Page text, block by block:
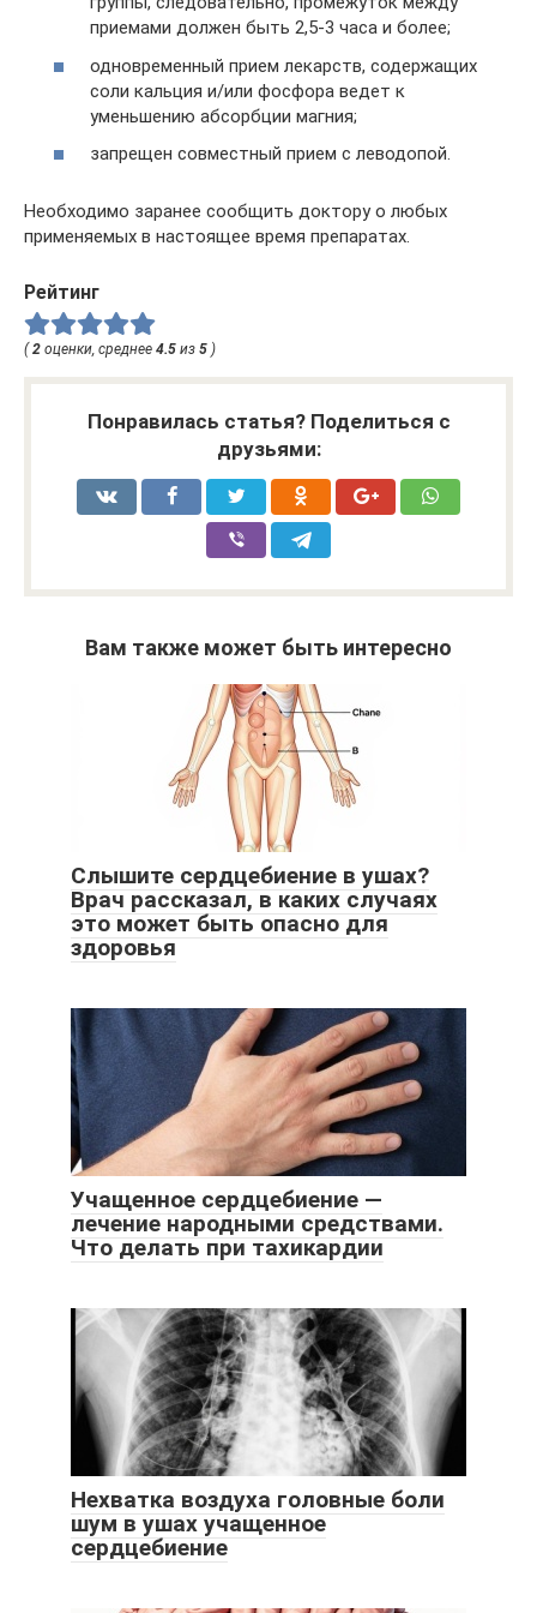
приемами должен быть 2,5-3 часа и более;
одновременный прием лекарств, содержащих
соли кальция и/или фосфора ведет к
уменьшению абсорбции магния;
запрещен совместный прием с леводопой.
Необходимо заранее сообщить доктору о любых
применяемых в настоящее время препаратах.
Рейтинг
(2 оценки, среднее 4.5 из 5 )
Понравилась статья? Поделиться с
друзьями:
Вам также может быть интересно
Слышите сердцебиение в ушах?
Врач рассказал, в каких случаях
это может быть опасно для
здоровья
Учащенное сердцебиение —
лечение народными средствами.
Что делать при тахикардии
Нехватка воздуха головные боли
шум в ушах учащенное
сердцебиение